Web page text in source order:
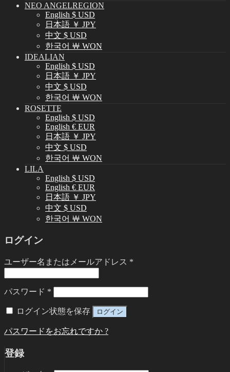
NEO ANGELREGION
English $ USD
日本語 ￥ JPY
中文 $ USD
한국어 ￦ WON
IDEALIAN
English $ USD
日本語 ￥ JPY
中文 $ USD
한국어 ￦ WON
ROSETTE
English $ USD
English € EUR
日本語 ￥ JPY
中文 $ USD
한국어 ￦ WON
LILA
English $ USD
English € EUR
日本語 ￥ JPY
中文 $ USD
한국어 ￦ WON
ログイン
ユーザー名またはメールアドレス *
パスワード *
ログイン状態を保存 ログイン
パスワードをお忘れですか ?
登録